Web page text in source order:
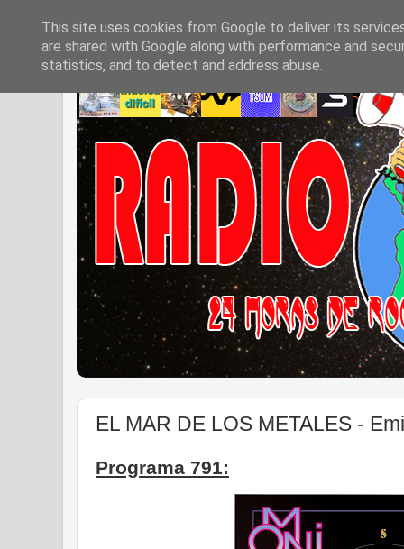
EL MAR DE LOS METALES -
Programa 791:
This site uses cookies from Google to deliver its
are shared with Google along with performance and
statistics, and to detect and address abuse.